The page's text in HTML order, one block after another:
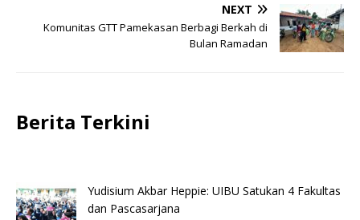
NEXT
Komunitas GTT Pamekasan Berbagi Berkah di
Bulan Ramadan
Berita Terkini
Yudisium Akbar Heppie: UIBU Satukan 4 Fakultas
dan Pascasarjana